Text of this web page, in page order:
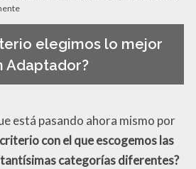
elegimos lo mejor
Adaptador?
está pasando ahora mismo por
con el que escogemos las
categorías diferentes?